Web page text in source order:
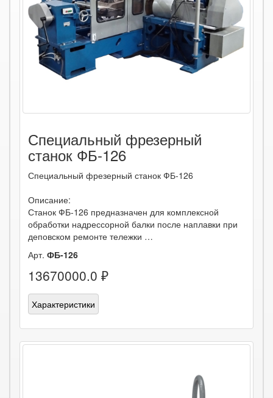
Специальный фрезерный
станок ФБ-126
Специальный фрезерный станок ФБ-126
Описание:
Станок ФБ-126 предназначен для комплексной
обработки надрессорной балки после наплавки при
деповском ремонте тележки …
Арт. ФБ-126
13670000.0 ₽
Характеристики